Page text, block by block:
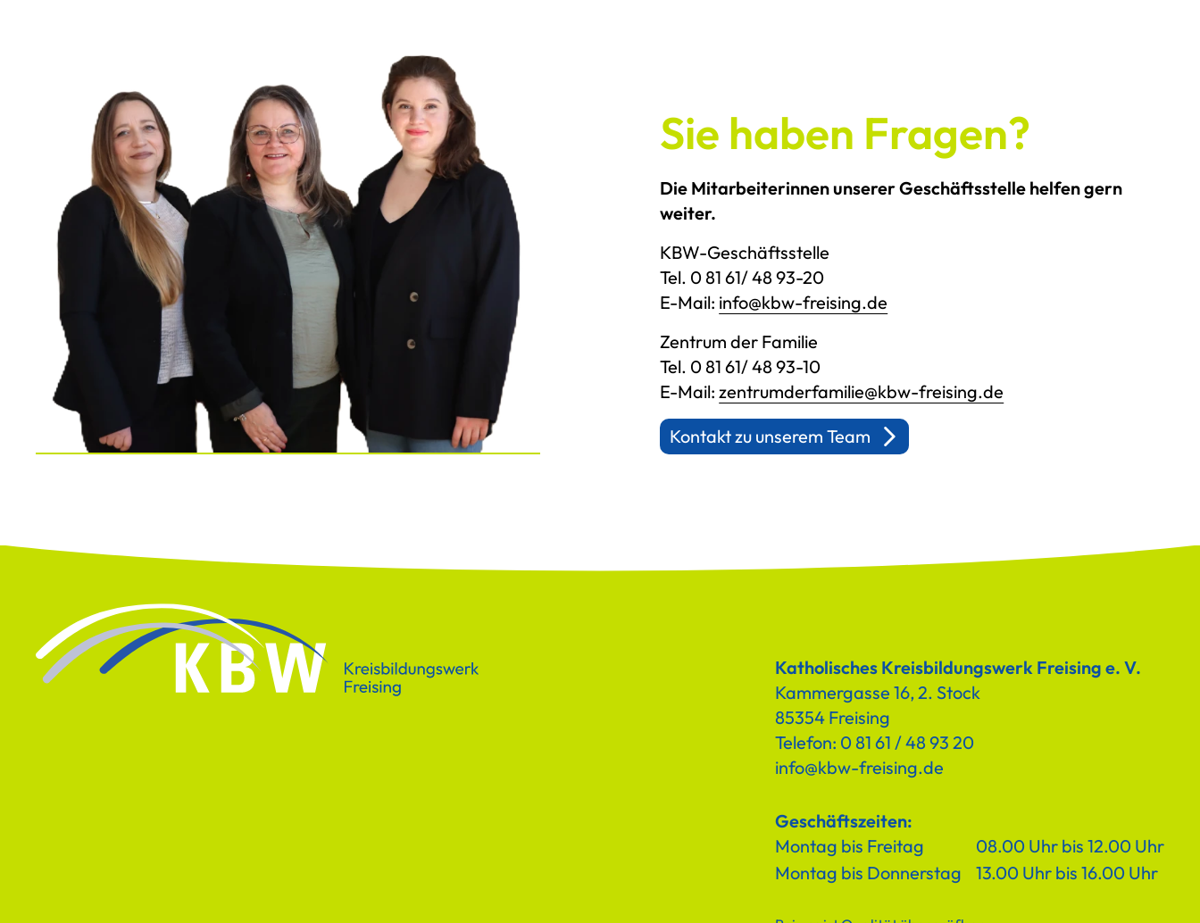
Sie haben Fragen?
Die Mitarbeiterinnen unserer Geschäftsstelle helfen gern
weiter.
KBW-Geschäftsstelle
Tel. 0 81 61/ 48 93-20
E-Mail: info@kbw-freising.de
Zentrum der Familie
Tel. 0 81 61/ 48 93-10
E-Mail:zentrumderfamilie@kbw-freising.de
Kontakt zu unserem Team
Katholisches Kreisbildungswerk Freising e. V.
Kammergasse 16, 2. Stock
85354 Freising
Telefon: 0 81 61 / 48 93 20
info@kbw-freising.de
Geschäftszeiten:
Montag bis Freitag
08.00 Uhr bis 12.00 Uhr
Montag bis Donnerstag
13.00 Uhr bis 16.00 Uhr